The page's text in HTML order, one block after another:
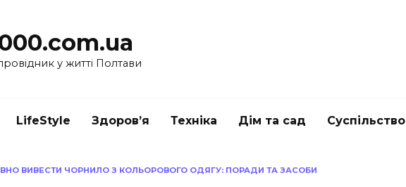
у житті Полтави
LifeStyle Здоров’я Техніка Дім та сад Суспільство
ВИВЕСТИ ЧОРНИЛО З КОЛЬОРОВОГО ОДЯГУ: ПОРАДИ ТА ЗАСОБИ